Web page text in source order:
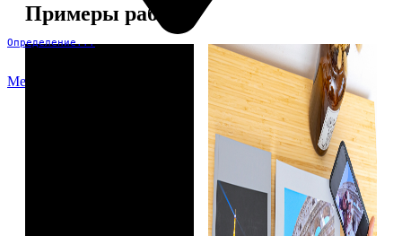
Определение...
Меню
Примеры работ